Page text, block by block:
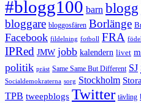
#blogg100 barn blogg
bloggare bloggosfären Borlänge
Facebook fildelning fotboll FRA
IPRed JMW jobb kalendern livet
politik präst Same Same But Different SJ
Socialdemokraterna sorg Stockholm
TPB tweepblogs Twitter tävling